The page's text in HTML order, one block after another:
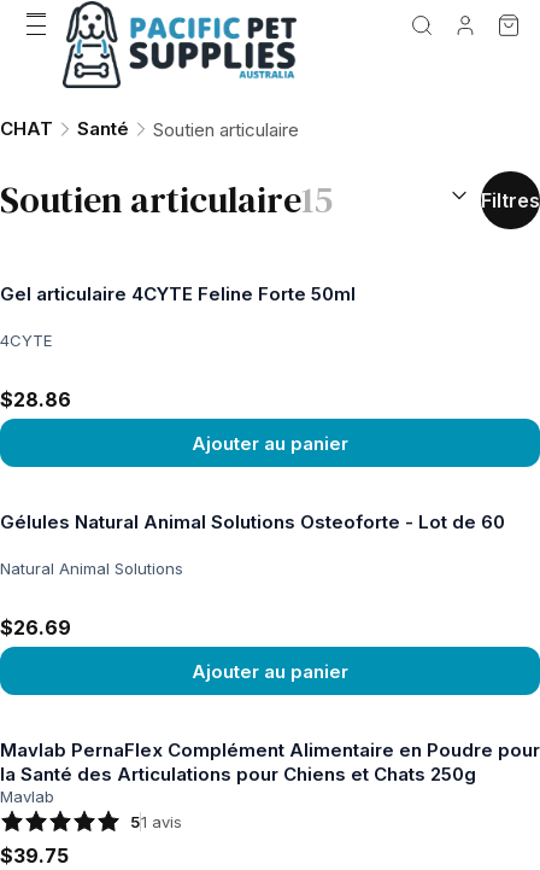
CHAT Santé Soutien articulaire
Soutien articulaire15 TRIER PAR :
Filtres
Gel articulaire 4CYTE Feline Forte 50ml
4CYTE
$28.86
Ajouter au panier
Gélules Natural Animal Solutions Osteoforte - Lot de 60
Natural Animal Solutions
$26.69
Ajouter au panier
Mavlab PernaFlex Complément Alimentaire en Poudre pour
la Santé des Articulations pour Chiens et Chats 250g
Mavlab
51 avis
$39.75